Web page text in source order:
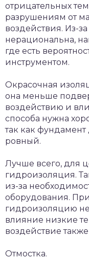
отрицательных
разрушениям от
воздействия. Из-
нерациональна,
где есть
инструментом.
Окрасочная
она меньше
воздействию и
способа нужна
так как
ровный.
Лучше всего, для
гидроизоляция.
из-за
оборудования.
гидроизоляцию
влияние низкие
воздействие
Отмостка.